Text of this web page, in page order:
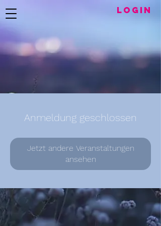
LogIN
Anmeldung geschlossen
Jetzt andere Veranstaltungen
ansehen